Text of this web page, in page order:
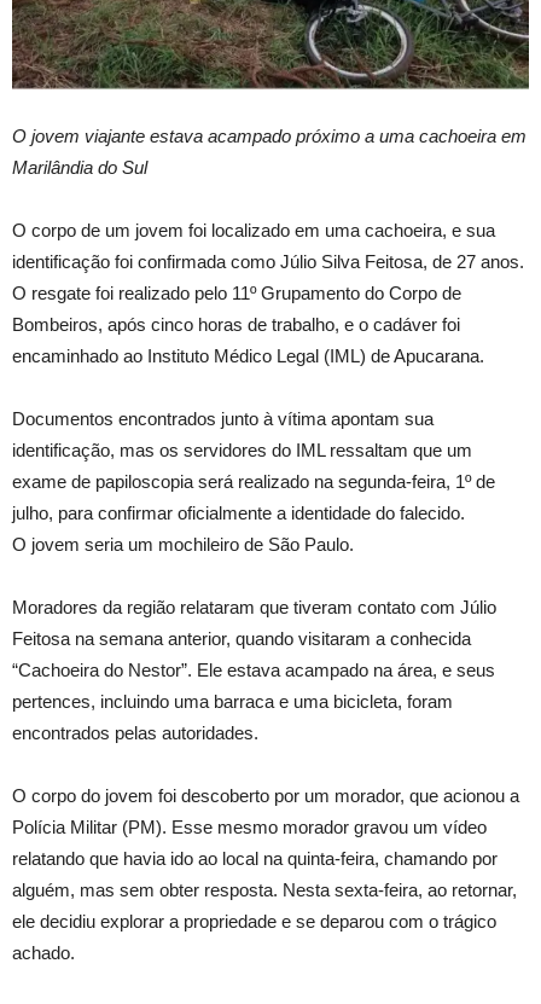
O jovem viajante estava acampado próximo a uma cachoeira em
Marilândia do Sul
O corpo de um jovem foi localizado em uma cachoeira, e sua
identificação foi confirmada como Júlio Silva Feitosa, de 27 anos.
O resgate foi realizado pelo 11º Grupamento do Corpo de
Bombeiros, após cinco horas de trabalho, e o cadáver foi
encaminhado ao Instituto Médico Legal (IML) de Apucarana.
Documentos encontrados junto à vítima apontam sua
identificação, mas os servidores do IML ressaltam que um
exame de papiloscopia será realizado na segunda-feira, 1º de
julho, para confirmar oficialmente a identidade do falecido.
O jovem seria um mochileiro de São Paulo.
Moradores da região relataram que tiveram contato com Júlio
Feitosa na semana anterior, quando visitaram a conhecida
“Cachoeira do Nestor”. Ele estava acampado na área, e seus
pertences, incluindo uma barraca e uma bicicleta, foram
encontrados pelas autoridades.
O corpo do jovem foi descoberto por um morador, que acionou a
Polícia Militar (PM). Esse mesmo morador gravou um vídeo
relatando que havia ido ao local na quinta-feira, chamando por
alguém, mas sem obter resposta. Nesta sexta-feira, ao retornar,
ele decidiu explorar a propriedade e se deparou com o trágico
achado.